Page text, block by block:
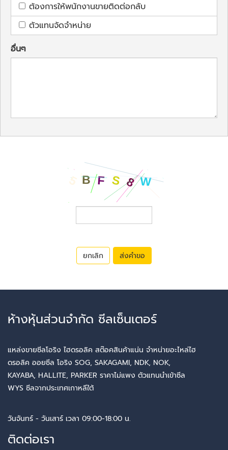
ต้องการให้พนักงานขายติดต่อกลับ
ตัวแทนจัดจำหน่าย
อื่นๆ
ยกเลิก ส่งคำขอ
ห้างหุ้นส่วนจำกัด ซีลเซ็นเตอร์
แหล่งขายซีลโอริง ไฮดรอลิค สต๊อคสินค้าแน่น จำหน่ายอะไหล่ไฮ
ดรอลิค ออยซีล โอริง SOG, SAKAGAMI, NDK, NOK,
KAYABA, HALLITE, PARKER ราคาไม่แพง ตัวแทนนำเข้าซีล
WYS ซีลจากประเทศเกาหลีใต้
วันจันทร์ - วันเสาร์ เวลา 09:00-18:00 น.
ติดต่อเรา